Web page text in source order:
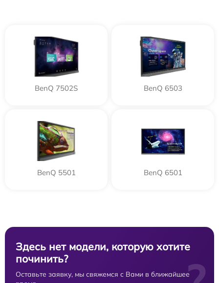
BenQ 7502S BenQ 6503
BenQ 5501 BenQ 6501
Здесь нет модели, которую хотите
починить?
Оставьте заявку, мы свяжемся с Вами в ближайшее